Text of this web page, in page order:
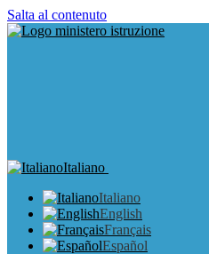
Salta al contenuto
Italiano
Italiano
English
Français
Español